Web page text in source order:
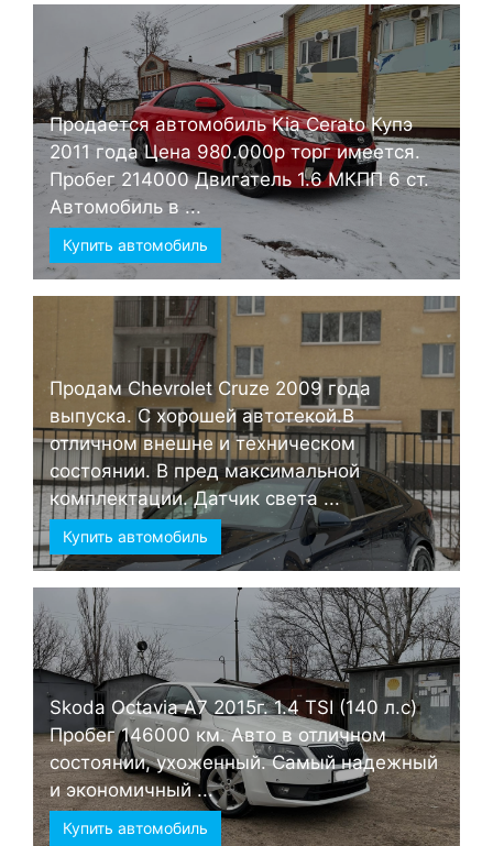
Продается автомобиль Kia Cerato Купэ
2011 года Цена 980.000р торг имеется.
Пробег 214000 Двигатель 1.6 МКПП 6 ст.
Автомобиль в ...
Купить автомобиль
Продам Chevrolet Cruze 2009 года
выпуска. С хорошей автотекой.В
отличном внешне и техническом
состоянии. В пред максимальной
комплектации. Датчик света ...
Купить автомобиль
Skoda Octavia А7 2015г. 1.4 TSI (140 л.с)
Пробег 146000 км. Авто в отличном
состоянии, ухоженный. Самый надежный
и экономичный ...
Купить автомобиль